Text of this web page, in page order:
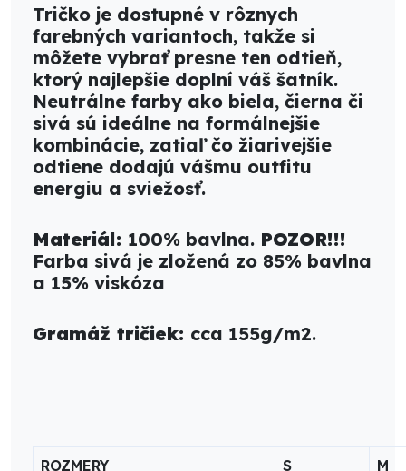
Tričko je dostupné v rôznych
farebných variantoch, takže si
môžete vybrať presne ten odtieň,
ktorý najlepšie doplní váš šatník.
Neutrálne farby ako biela, čierna či
sivá sú ideálne na formálnejšie
kombinácie, zatiaľ čo žiarivejšie
odtiene dodajú vášmu outfitu
energiu a sviežosť.
Materiál: 100% bavlna. POZOR!!!
Farba sivá je zložená zo 85% bavlna
a 15% viskóza
Gramáž tričiek: cca 155g/m2.
ROZMERY S M